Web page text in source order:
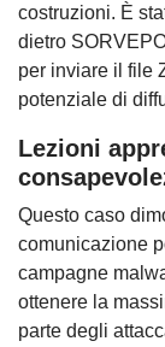
costruzioni. È
dietro
per inviare il file
potenziale di
Lezioni
Questo caso
comunicazione
campagne
ottenere la
parte degli